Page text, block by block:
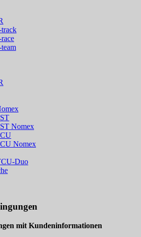
Nomex
Nomex
Duo
mit Kundeninformationen